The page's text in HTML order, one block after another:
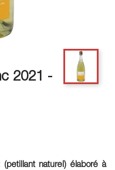
2021 -
naturel) élaboré à